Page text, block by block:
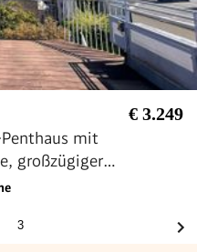
€ 3.249
mit
großzügiger
spektakulärem
3